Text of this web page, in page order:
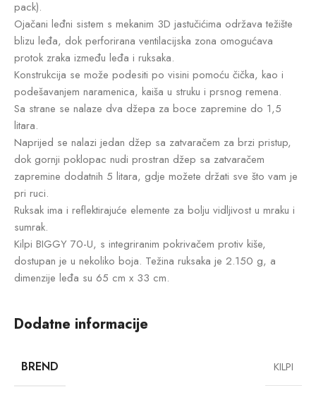
pack).
Ojačani leđni sistem s mekanim 3D jastučićima održava težište
blizu leđa, dok perforirana ventilacijska zona omogućava
protok zraka između leđa i ruksaka.
Konstrukcija se može podesiti po visini pomoću čička, kao i
podešavanjem naramenica, kaiša u struku i prsnog remena.
Sa strane se nalaze dva džepa za boce zapremine do 1,5
litara.
Naprijed se nalazi jedan džep sa zatvaračem za brzi pristup,
dok gornji poklopac nudi prostran džep sa zatvaračem
zapremine dodatnih 5 litara, gdje možete držati sve što vam je
pri ruci.
Ruksak ima i reflektirajuće elemente za bolju vidljivost u mraku i
sumrak.
Kilpi BIGGY 70-U, s integriranim pokrivačem protiv kiše,
dostupan je u nekoliko boja. Težina ruksaka je 2.150 g, a
dimenzije leđa su 65 cm x 33 cm.
Dodatne informacije
BREND KILPI